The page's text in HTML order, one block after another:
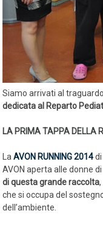
Siamo arrivati al
dedicata al Reparto
LA PRIMA TAPPA DELLA
LaAVON RUNNING 2014
AVON aperta alle donne
di questa grande raccolta,
che si occupa del
dell’ambiente.